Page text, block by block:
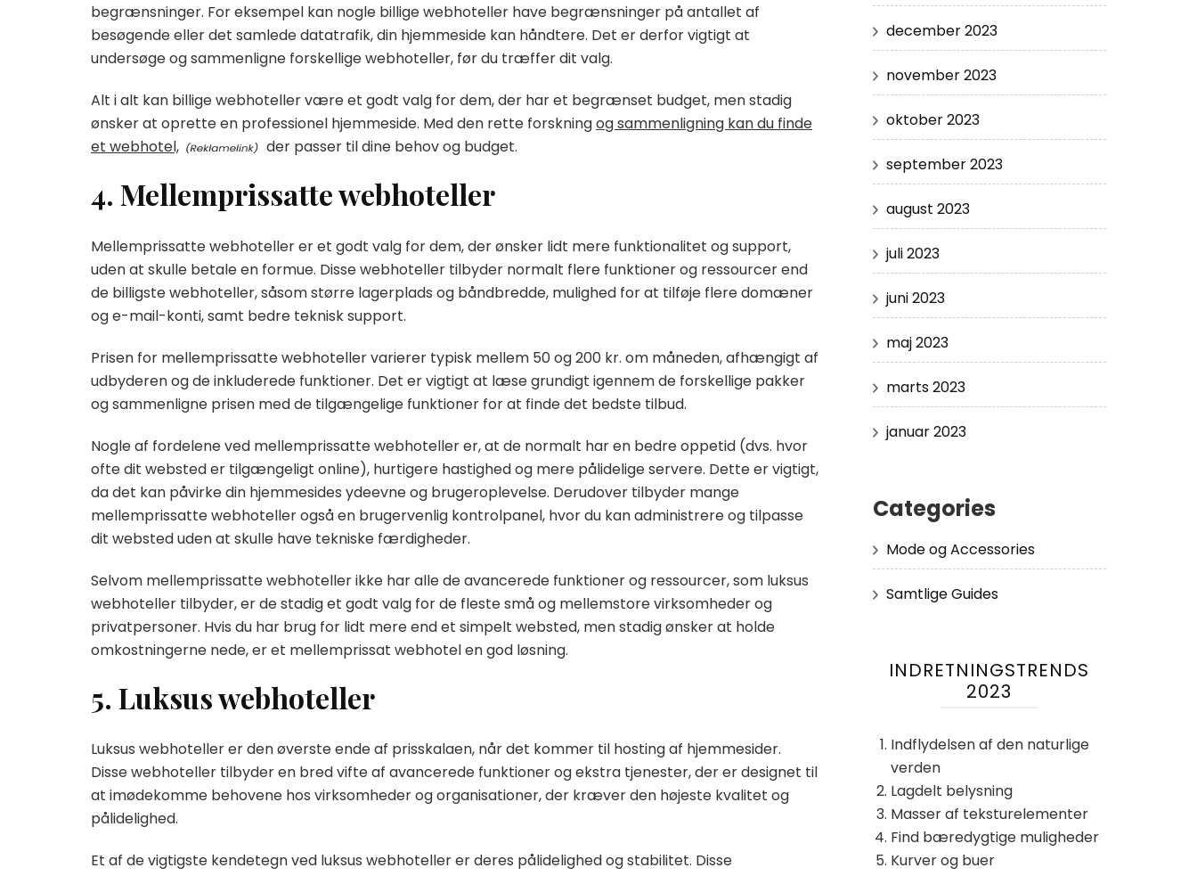
begrænsninger. For eksempel kan nogle billige webhoteller have begrænsninger på antallet af
besøgende eller det samlede datatrafik, din hjemmeside kan håndtere. Det er derfor vigtigt at
undersøge og sammenligne forskellige webhoteller, før du træffer dit valg.
Alt i alt kan billige webhoteller være et godt valg for dem, der har et begrænset budget, men stadig
ønsker at oprette en professionel hjemmeside. Med den rette forskningog sammenligning kan du finde
et webhotel,
der passer til dine behov og budget.
4. Mellemprissatte webhoteller
Mellemprissatte webhoteller er et godt valg for dem, der ønsker lidt mere funktionalitet og support,
uden at skulle betale en formue. Disse webhoteller tilbyder normalt flere funktioner og ressourcer end
de billigste webhoteller, såsom større lagerplads og båndbredde, mulighed for at tilføje flere domæner
og e-mail-konti, samt bedre teknisk support.
Prisen for mellemprissatte webhoteller varierer typisk mellem 50 og 200 kr. om måneden, afhængigt af
udbyderen og de inkluderede funktioner. Det er vigtigt at læse grundigt igennem de forskellige pakker
og sammenligne prisen med de tilgængelige funktioner for at finde det bedste tilbud.
Nogle af fordelene ved mellemprissatte webhoteller er, at de normalt har en bedre oppetid (dvs. hvor
ofte dit websted er tilgængeligt online), hurtigere hastighed og mere pålidelige servere. Dette er vigtigt,
da det kan påvirke din hjemmesides ydeevne og brugeroplevelse. Derudover tilbyder mange
mellemprissatte webhoteller også en brugervenlig kontrolpanel, hvor du kan administrere og tilpasse
dit websted uden at skulle have tekniske færdigheder.
Selvom mellemprissatte webhoteller ikke har alle de avancerede funktioner og ressourcer, som luksus
webhoteller tilbyder, er de stadig et godt valg for de fleste små og mellemstore virksomheder og
privatpersoner. Hvis du har brug for lidt mere end et simpelt websted, men stadig ønsker at holde
omkostningerne nede, er et mellemprissat webhotel en god løsning.
5. Luksus webhoteller
Luksus webhoteller er den øverste ende af prisskalaen, når det kommer til hosting af hjemmesider.
Disse webhoteller tilbyder en bred vifte af avancerede funktioner og ekstra tjenester, der er designet til
at imødekomme behovene hos virksomheder og organisationer, der kræver den højeste kvalitet og
pålidelighed.
Et af de vigtigste kendetegn ved luksus webhoteller er deres pålidelighed og stabilitet. Disse
december 2023
november 2023
oktober 2023
september 2023
august 2023
juli 2023
juni 2023
maj 2023
marts 2023
januar 2023
Categories
Mode og Accessories
Samtlige Guides
INDRETNINGSTRENDS
2023
Indflydelsen af ​​den naturlige
verden
Lagdelt belysning
Masser af teksturelementer
Find bæredygtige muligheder
Kurver og buer